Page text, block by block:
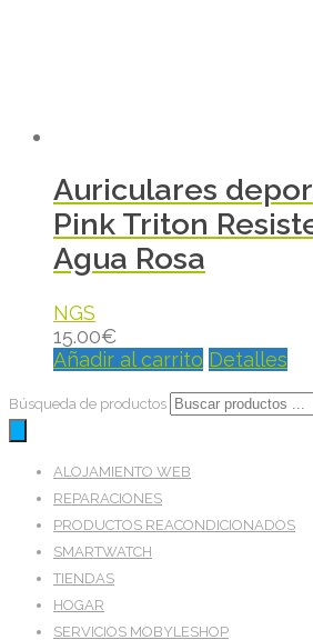
Auriculares
Pink Triton
Agua Rosa
NGS
15.00€
Añadir al carrito Detalles
Búsqueda de productos
ALOJAMIENTO WEB
REPARACIONES
PRODUCTOS REACONDICIONADOS
SMARTWATCH
TIENDAS
HOGAR
SERVICIOS MOBYLESHOP